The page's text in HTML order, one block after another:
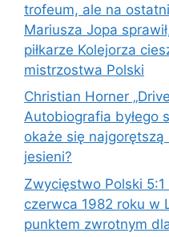
trofeum, ale na
Mariusza Jopa
piłkarze Kolejorza
mistrzostwa Polski
Christian Horner
Autobiografia byłego
okaże się
jesieni?
Zwycięstwo Polski
czerwca 1982 roku w
punktem zwrotnym